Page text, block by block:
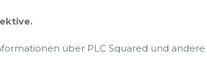
über PLC Squared und